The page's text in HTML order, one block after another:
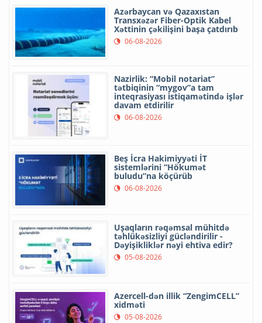
Azərbaycan və Qazaxıstan
Transxəzər Fiber-Optik Kabel
Xəttinin çəkilişini başa çatdırıb
06-08-2026
Nazirlik: “Mobil notariat”
tətbiqinin “mygov”a tam
inteqrasiyası istiqamətində işlər
davam etdirilir
06-08-2026
Beş İcra Hakimiyyəti İT
sistemlərini “Hökumət
buludu”na köçürüb
06-08-2026
Uşaqların rəqəmsal mühitdə
təhlükəsizliyi gücləndirilir -
Dəyişikliklər nəyi ehtiva edir?
05-08-2026
Azercell-dən illik “ZengimCELL”
xidməti
05-08-2026